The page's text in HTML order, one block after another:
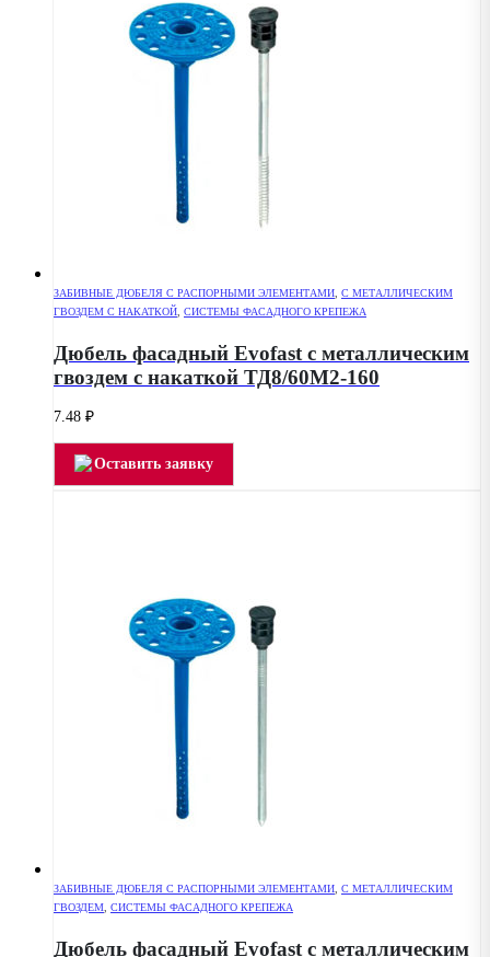
ЗАБИВНЫЕ ДЮБЕЛЯ С РАСПОРНЫМИ ЭЛЕМЕНТАМИ С МЕТАЛЛИЧЕСКИМ
ГВОЗДЕМ С НАКАТКОЙ СИСТЕМЫ ФАСАДНОГО КРЕПЕЖА
Дюбель фасадный Evofast с металлическим
гвоздем с накаткой ТД8/60М2-160
7.48 ₽
Оставить заявку
ЗАБИВНЫЕ ДЮБЕЛЯ С РАСПОРНЫМИ ЭЛЕМЕНТАМИ, С МЕТАЛЛИЧЕСКИМ
ГВОЗДЕМ, СИСТЕМЫ ФАСАДНОГО КРЕПЕЖА
Дюбель фасадный Evofast с металлическим